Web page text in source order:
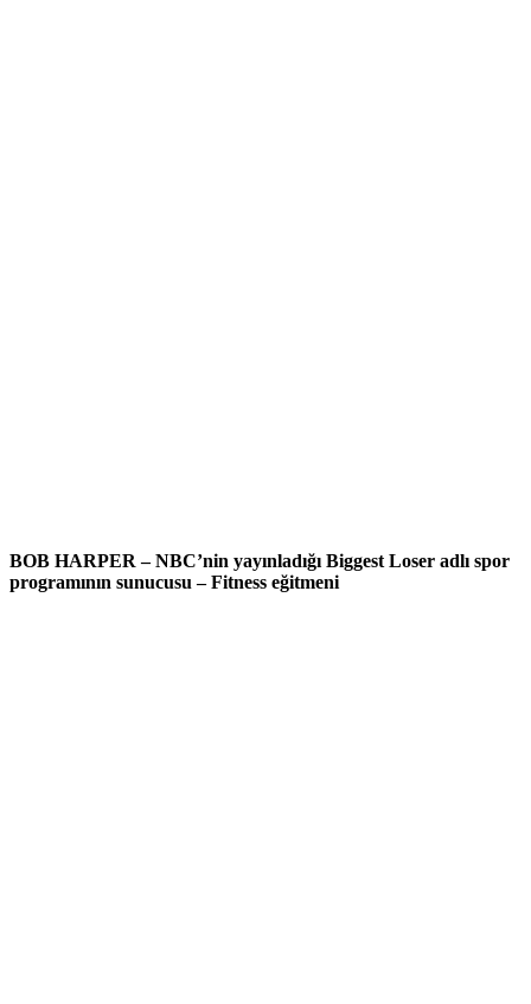
BOB HARPER – NBC’nin yayınladığı Biggest Loser adlı spor
programının sunucusu – Fitness eğitmeni